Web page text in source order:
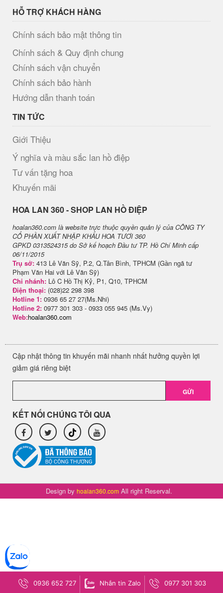
HỖ TRỢ KHÁCH HÀNG
Chính sách bảo mật thông tin
Chính sách & Quy định chung
Chính sách vận chuyển
Chính sách bảo hành
Hướng dẫn thanh toán
TIN TỨC
Giới Thiệu
Ý nghĩa và màu sắc lan hồ điệp
Tư vấn tặng hoa
Khuyến mãi
H​OA LAN 360 - SHOP LAN HỒ ĐIỆP
hoalan360.com là website trực thuộc quyền quản lý của CÔNG TY
CỔ PHẦN XUẤT NHẬP KHẨU HOA TƯƠI 360
GPKD 0313524315 do Sở kế hoạch Đầu tư TP. Hồ Chí Minh cấp
06/11/2015
Trụ sở: 413 Lê Văn Sỹ, P.2, Q.Tân Bình, TPHCM (Gần ngã tư
Phạm Văn Hai với Lê Văn Sỹ)
Chi nhánh: Lô C Hồ Thị Kỷ, P1, Q10, TPHCM
Điện thoại: (028)22 298 398
Hotline 1: 0936 65 27 27(Ms.Nhi)
Hotline 2: 0977 301 303 - 0933 055 945 (Ms.Vy)
Web:hoalan360.com
Cập nhật thông tin khuyến mãi nhanh nhất hưởng quyền lợi
giảm giá riêng biệt
GỬI
KẾT NỐI CHÚNG TÔI QUA
Design by hoalan360.com All right Reserval.
0936 652 727 Nhắn tin Zalo 0977 301 303